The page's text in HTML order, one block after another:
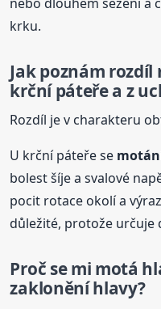
krku.
Jak poznám
krční páteře a z
Rozdíl je v charakteru
U krční páteře se
bolest šíje a svalové
pocit rotace okolí a
důležité, protože určuje
Proč se mi motá
zaklonění hlavy?